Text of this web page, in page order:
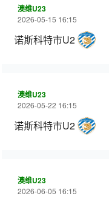
澳维U23
2026-05-15 16:15
诺斯科特市U23
澳维U23
2026-05-22 16:15
诺斯科特市U23
澳维U23
2026-06-05 16:15